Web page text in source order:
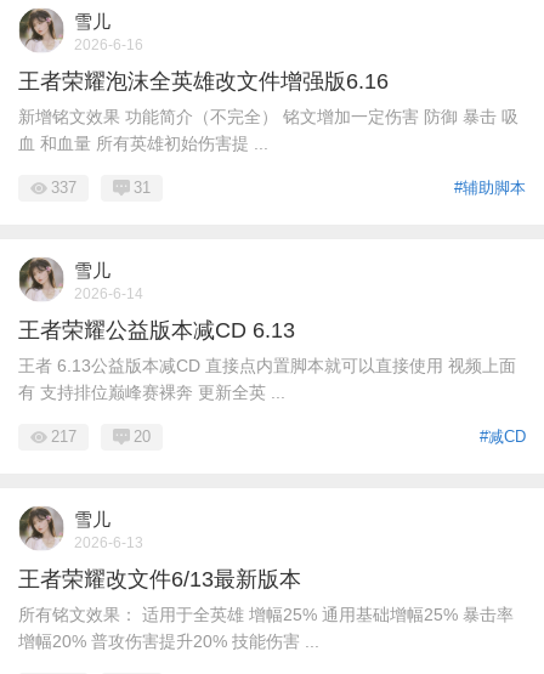
雪儿
2026-6-16
王者荣耀泡沫全英雄改文件增强版6.16
新增铭文效果 功能简介（不完全） 铭文增加一定伤害 防御 暴击 吸
血 和血量 所有英雄初始伤害提 ...
#辅助脚本
337 31
雪儿
2026-6-14
王者荣耀公益版本减CD 6.13
王者 6.13公益版本减CD 直接点内置脚本就可以直接使用 视频上面
有 支持排位巅峰赛裸奔 更新全英 ...
#减CD
217 20
雪儿
2026-6-13
王者荣耀改文件6/13最新版本
所有铭文效果： 适用于全英雄 增幅25% 通用基础增幅25% 暴击率
增幅20% 普攻伤害提升20% 技能伤害 ...